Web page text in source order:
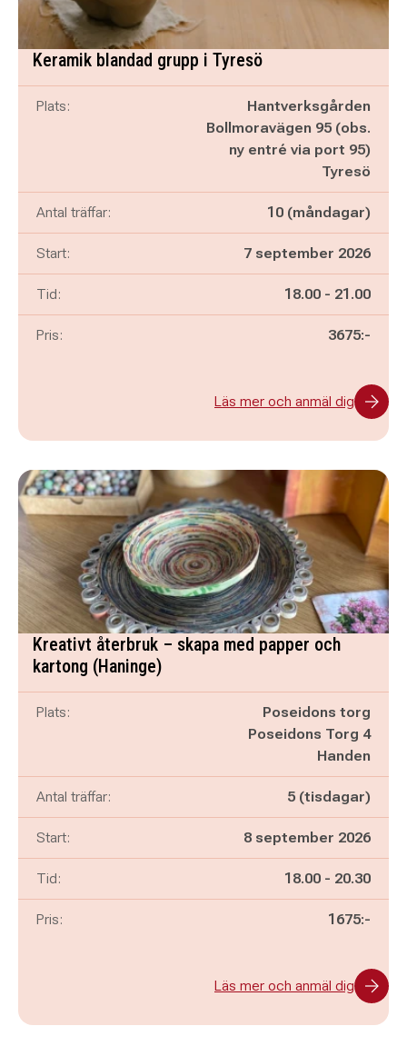
Keramik blandad grupp i Tyresö
Plats:
Hantverksgården
Bollmoravägen 95 (obs.
ny entré via port 95)
Tyresö
Antal träffar: 10 (måndagar)
Start: 7 september 2026
Tid: Pågår mellan
18.00 - och
21.00
Pris: 3675:-
Läs mer och anmäl dig
Kreativt återbruk – skapa med papper och
kartong (Haninge)
Plats:
Poseidons torg
Poseidons Torg 4
Handen
Antal träffar: 5 (tisdagar)
Start: 8 september 2026
Tid: Pågår mellan
18.00 - och
20.30
Pris: 1675:-
Läs mer och anmäl dig